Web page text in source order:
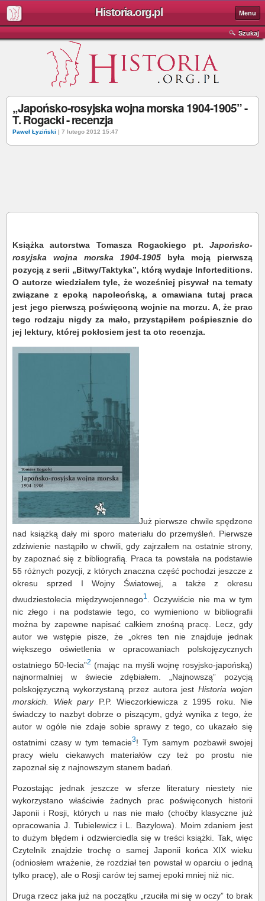
Historia.org.pl Menu
Szukaj
„Japońsko-rosyjska wojna morska 1904-1905” -
T. Rogacki - recenzja
Paweł Łyziński | 7 lutego 2012 15:47
Książka autorstwa Tomasza Rogackiego pt. Japońsko-
rosyjska wojna morska 1904-1905 była moją pierwszą
pozycją z serii „Bitwy/Taktyka”, którą wydaje Inforteditions.
O autorze wiedziałem tyle, że wcześniej pisywał na tematy
związane z epoką napoleońską, a omawiana tutaj praca
jest jego pierwszą poświęconą wojnie na morzu. A, że prac
tego rodzaju nigdy za mało, przystąpiłem pośpiesznie do
jej lektury, której pokłosiem jest ta oto recenzja.
Już pierwsze chwile spędzone
nad książką dały mi sporo materiału do przemyśleń. Pierwsze
zdziwienie nastąpiło w chwili, gdy zajrzałem na ostatnie strony,
by zapoznać się z bibliografią. Praca ta powstała na podstawie
55 różnych pozycji, z których znaczna część pochodzi jeszcze z
okresu sprzed I Wojny Światowej, a także z okresu
dwudziestolecia międzywojennego1
. Oczywiście nie ma w tym
nic złego i na podstawie tego, co wymieniono w bibliografii
można by zapewne napisać całkiem znośną pracę. Lecz, gdy
autor we wstępie pisze, że „okres ten nie znajduje jednak
większego oświetlenia w opracowaniach polskojęzycznych
ostatniego 50-lecia”2 (mając na myśli wojnę rosyjsko-japońską)
najnormalniej w świecie zdębiałem. „Najnowszą” pozycją
polskojęzyczną wykorzystaną przez autora jestHistoria wojen
morskich. Wiek paryP.P. Wieczorkiewicza z 1995 roku. Nie
świadczy to nazbyt dobrze o piszącym, gdyż wynika z tego, że
autor w ogóle nie zdaje sobie sprawy z tego, co ukazało się
ostatnimi czasy w tym temacie3! Tym samym pozbawił swojej
pracy wielu ciekawych materiałów czy też po prostu nie
zapoznał się z najnowszym stanem badań.
Pozostając jednak jeszcze w sferze literatury niestety nie
wykorzystano właściwie żadnych prac poświęconych historii
Japonii i Rosji, których u nas nie mało (choćby klasyczne już
opracowania J. Tubielewicz i L. Bazylowa). Moim zdaniem jest
to dużym błędem i odzwierciedla się w treści książki. Tak, więc
Czytelnik znajdzie trochę o samej Japonii końca XIX wieku
(odniosłem wrażenie, że rozdział ten powstał w oparciu o jedną
tylko pracę), ale o Rosji carów tej samej epoki mniej niż nic.
Druga rzecz jaka już na początku „rzuciła mi się w oczy” to brak